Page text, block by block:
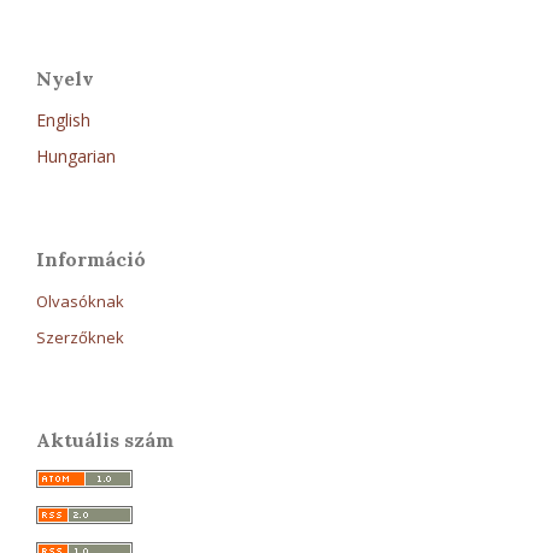
Nyelv
English
Hungarian
Információ
Olvasóknak
Szerzőknek
Aktuális szám